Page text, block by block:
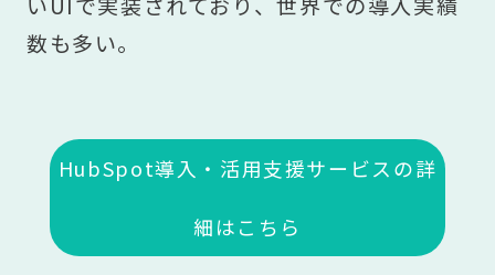
数も多い。
HubSpot導入・活用支援サービスの詳
細はこちら